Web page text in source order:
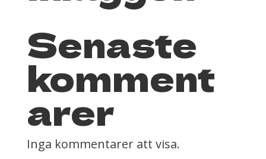
Senaste
komment
arer
Inga kommentarer att visa.